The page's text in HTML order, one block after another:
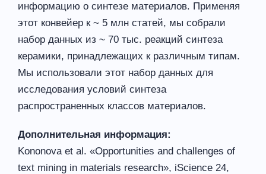
информацию о синтезе материалов. Применяя
этот конвейер к ~ 5 млн статей, мы собрали
набор данных из ~ 70 тыс. реакций синтеза
керамики, принадлежащих к различным типам.
Мы использовали этот набор данных для
исследования условий синтеза
распространенных классов материалов.
Дополнительная информация:
Kononova et al. «Opportunities and challenges of
text mining in materials research», iScience 24,